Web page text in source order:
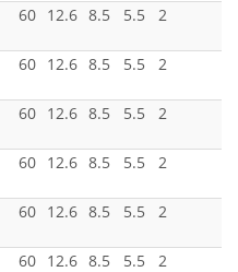
60 12.6 8.5 5.5 2
60 12.6 8.5 5.5 2
60 12.6 8.5 5.5 2
60 12.6 8.5 5.5 2
60 12.6 8.5 5.5 2
60 12.6 8.5 5.5 2